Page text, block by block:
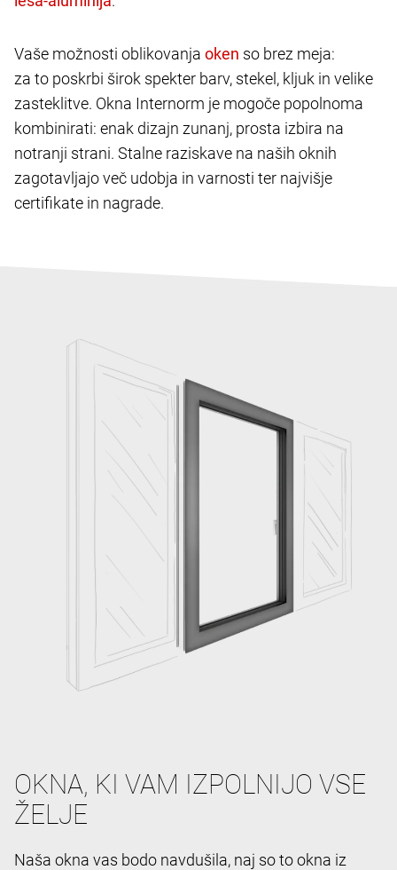
Vaše možnosti oblikovanja
so brez meja:
za to poskrbi širok spekter barv, stekel, kljuk in velike
zasteklitve. Okna Internorm je mogoče popolnoma
kombinirati: enak dizajn zunanj, prosta izbira na
notranji strani. Stalne raziskave na naših oknih
zagotavljajo več udobja in varnosti ter najvišje
certifikate in nagrade.
OKNA, KI VAM IZPOLNIJO VSE
ŽELJE
Naša okna vas bodo navdušila, naj so to okna iz